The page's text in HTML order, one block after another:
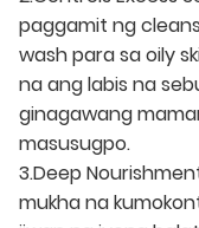
paggamit ng
wash para sa oily
na ang labis na
ginagawang
masusugpo.
3.Deep
mukha na